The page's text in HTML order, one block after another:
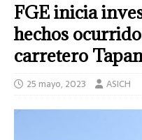
FGE inicia
hechos
carretero
25 mayo, 2023 ASICH